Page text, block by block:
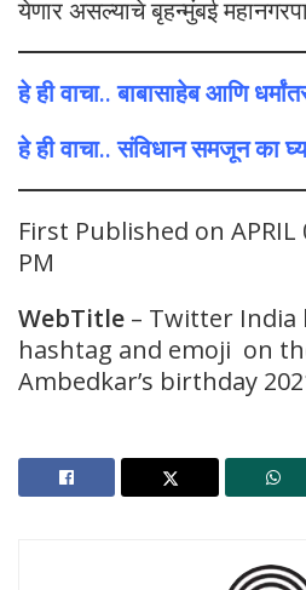
येणार असल्याचे बृहन्मुंबई
हे ही वाचा.. बाबासाहेब आणि
हे ही वाचा.. संविधान समजून का
First Published on APRIL
PM
WebTitle – Twitter India
hashtag and emoji on
Ambedkar’s birthday